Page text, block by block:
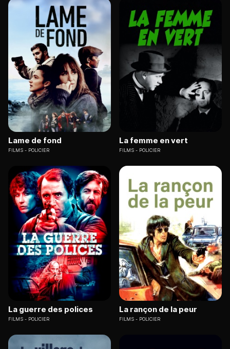
Lame de fond
FILMS POLICIER
La femme en vert
FILMS POLICIER
La guerre des polices
FILMS POLICIER
La rançon de la peur
FILMS POLICIER